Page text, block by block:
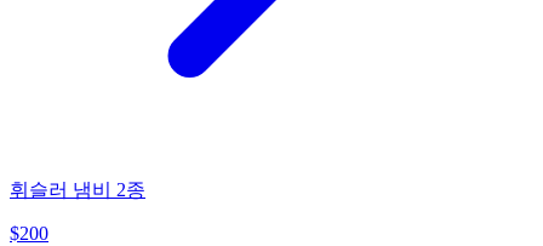
휘슬러 냄비 2종
$200